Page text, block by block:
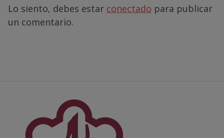
Lo siento, debes estar conectado para publicar
un comentario.